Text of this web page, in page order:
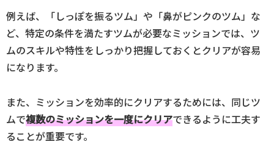
例えば、「しっぽを振るツム」や「鼻がピンクのツム」な
ど、特定の条件を満たすツムが必要なミッションでは、ツ
ムのスキルや特性をしっかり把握しておくとクリアが容易
になります。
また、ミッションを効率的にクリアするためには、同じツ
ムで複数のミッションを一度にクリアできるように工夫す
ることが重要です。